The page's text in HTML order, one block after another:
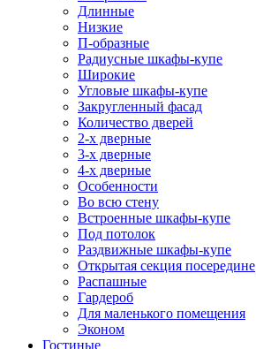
Длинные
Низкие
П-образные
Радиусные шкафы-купе
Широкие
Угловые шкафы-купе
Закругленный фасад
Количество дверей
2-х дверные
3-х дверные
4-х дверные
Особенности
Во всю стену
Встроенные шкафы-купе
Под потолок
Раздвижные шкафы-купе
Открытая секция посередине
Распашные
Гардероб
Для маленького помещения
Эконом
Гостиные